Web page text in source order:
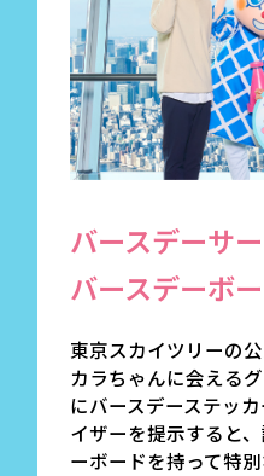
バースデーサ
バースデーボ
東京スカイツリーの
カラちゃんに会える
にバースデーステッ
イザーを提示すると
ーボードを持って特